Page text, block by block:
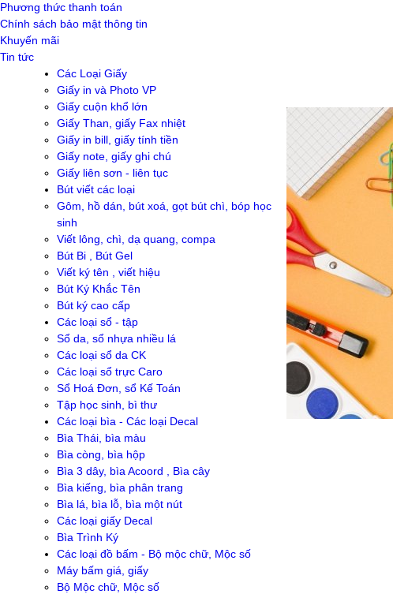
Phương thức thanh toán
Chính sách bảo mật thông tin
Khuyến mãi
Tin tức
Các Loại Giấy
Giấy in và Photo VP
Giấy cuộn khổ lớn
Giấy Than, giấy Fax nhiệt
Giấy in bill, giấy tính tiền
Giấy note, giấy ghi chú
Giấy liên sơn - liên tục
Bút viết các loại
Gôm, hồ dán, bút xoá, gọt bút chì, bóp học
sinh
Viết lông, chì, dạ quang, compa
Bút Bi , Bút Gel
Viết ký tên , viết hiệu
Bút Ký Khắc Tên
Bút ký cao cấp
Các loại sổ - tập
Sổ da, sổ nhựa nhiều lá
Các loại sổ da CK
Các loại sổ trực Caro
Sổ Hoá Đơn, sổ Kế Toán
Tập học sinh, bì thư
Các loại bìa - Các loại Decal
Bìa Thái, bìa màu
Bìa còng, bìa hộp
Bìa 3 dây, bìa Acoord , Bìa cây
Bìa kiếng, bìa phân trang
Bìa lá, bìa lỗ, bìa một nút
Các loại giấy Decal
Bìa Trình Ký
Các loại đồ bấm - Bộ mộc chữ, Mộc số
Máy bấm giá, giấy
Bộ Mộc chữ, Mộc số